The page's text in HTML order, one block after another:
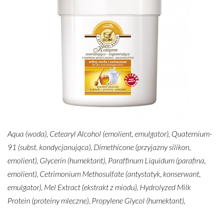
Aqua (woda), Cetearyl Alcohol (emolient, emulgator), Quaternium-
91 (subst. kondycjonująca), Dimethicone (przyjazny silikon,
emolient), Glycerin (humektant), Paraffinum Liquidum (parafina,
emolient), Cetrimonium Methosulfate (antystatyk, konserwant,
emulgator), Mel Extract (ekstrakt z miodu), Hydrolyzed Milk
Protein (proteiny mleczne), Propylene Glycol (humektant),